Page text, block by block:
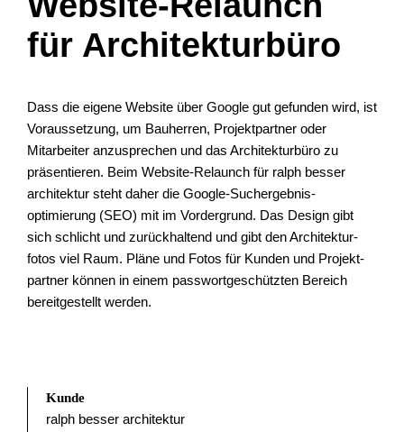
für Architektur­büro
Dass die eigene Website über Google gut gefunden wird, ist
Voraussetzung, um Bau­herren, Projekt­partner oder
Mitarbeiter anzusprechen und das Architektur­büro zu
präsentieren. Beim Website-Relaunch für ralph besser
architektur steht daher die Google-Suchergebnis­
optimierung (SEO) mit im Vordergrund. Das Design gibt
sich schlicht und zurückhaltend und gibt den Architektur­
fotos viel Raum. Pläne und Fotos für Kunden und Projekt­
partner können in einem passwort­geschützten Bereich
bereitgestellt werden.
Kunde
ralph besser architektur